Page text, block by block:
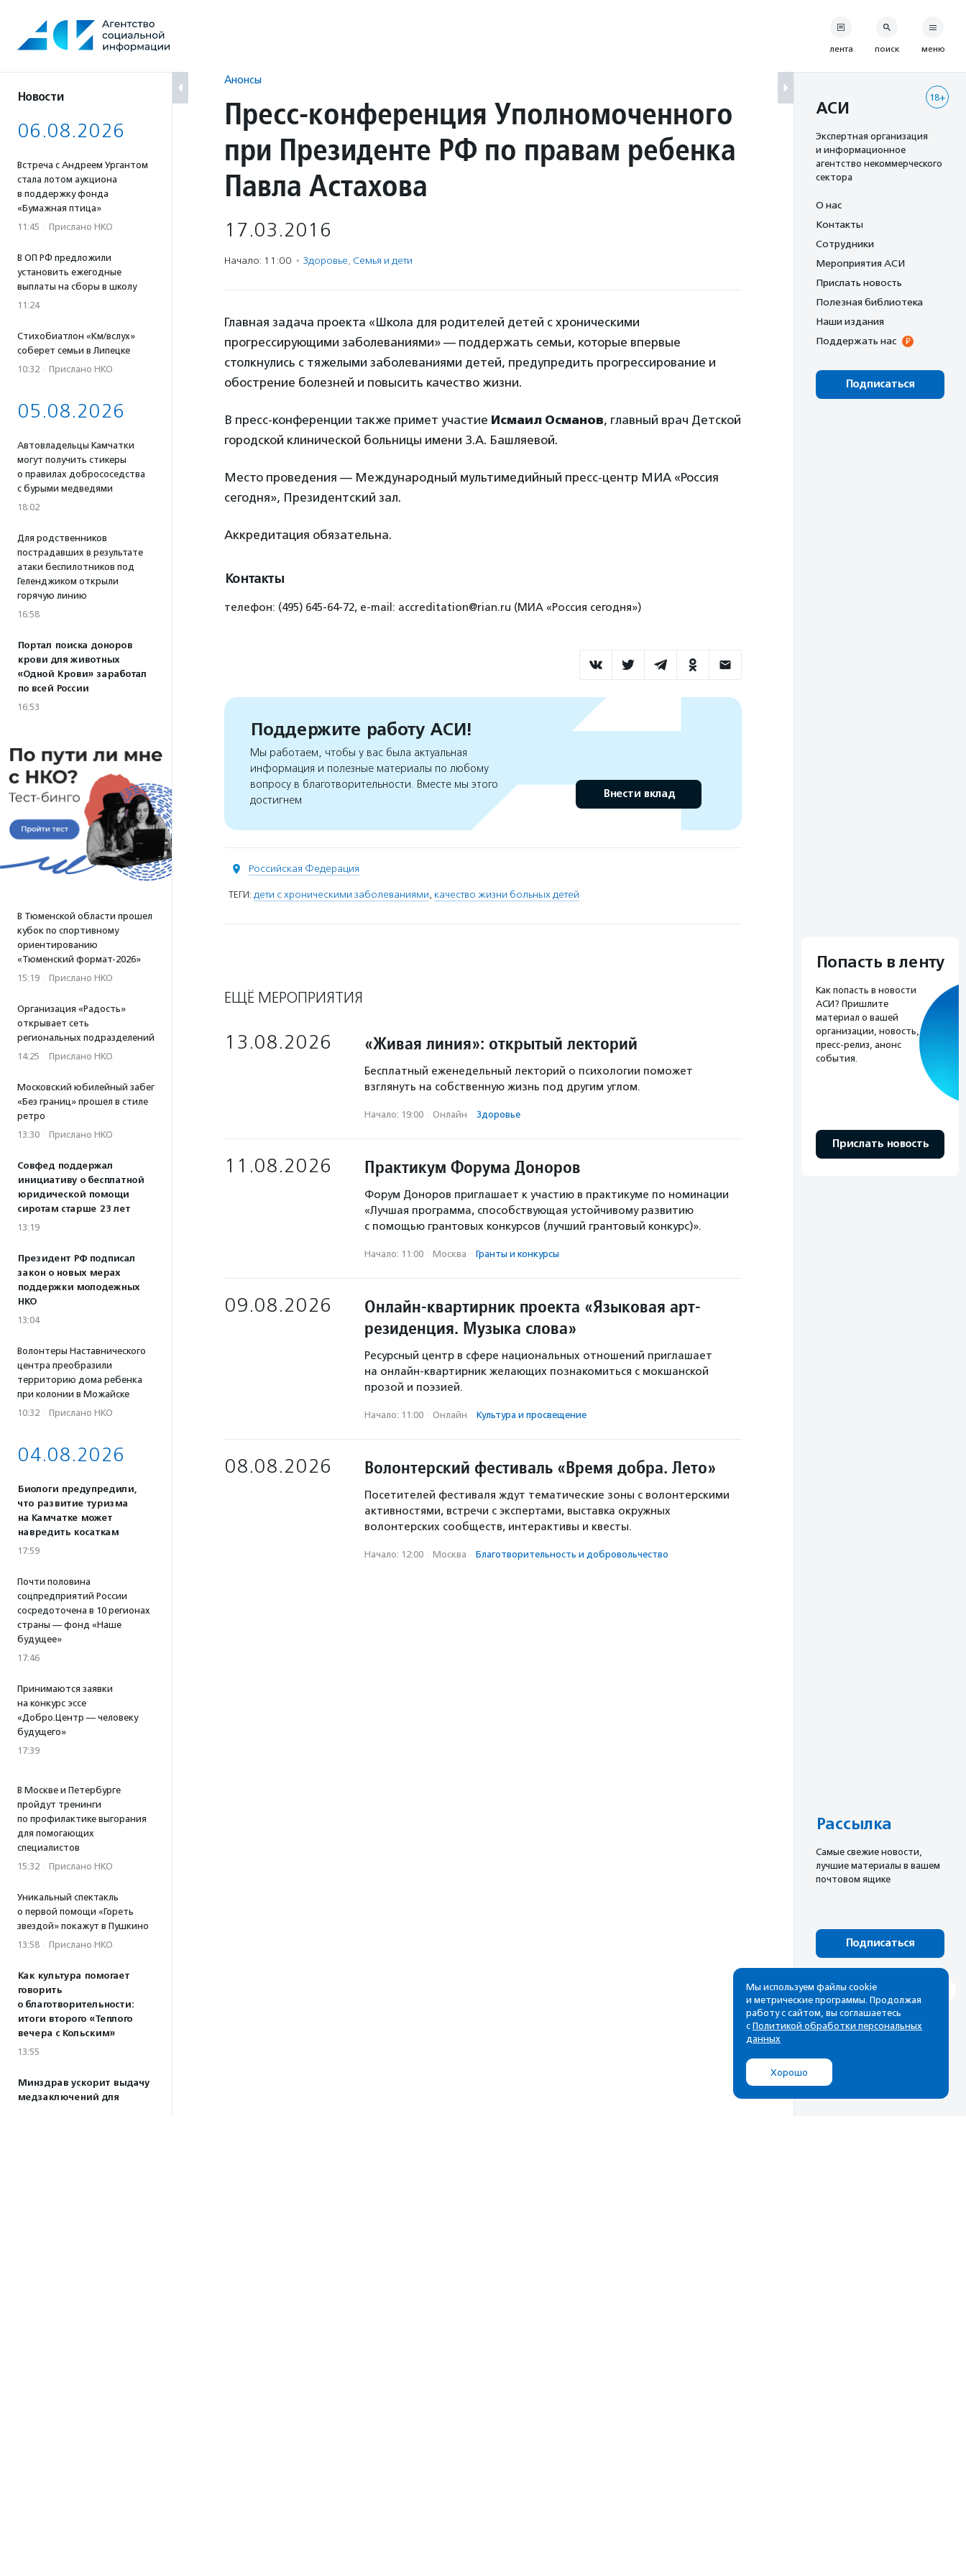
содержанию
Новости
06.08.2026
Встреча с Андреем Ургантом
стала лотом аукциона
в поддержку фонда
«Бумажная птица»
11:45 · Прислано НКО
В ОП РФ предложили
установить ежегодные
выплаты на сборы в школу
11:24
Стихобиатлон «Км/вслух»
соберет семьи в Липецке
10:32 · Прислано НКО
05.08.2026
Автовладельцы Камчатки
могут получить стикеры
о правилах добрососедства
с бурыми медведями
18:02
Для родственников
пострадавших в результате
атаки беспилотников под
Геленджиком открыли
горячую линию
16:58
Портал поиска доноров
крови для животных
«Одной Крови» заработал
по всей России
16:53
В Тюменской области прошел
кубок по спортивному
ориентированию
«Тюменский формат-2026»
15:19 · Прислано НКО
Организация «Радость»
открывает сеть
региональных подразделений
14:25 · Прислано НКО
Московский юбилейный забег
«Без границ» прошел в стиле
ретро
13:30 · Прислано НКО
Совфед поддержал
инициативу о бесплатной
юридической помощи
сиротам старше 23 лет
13:19
Президент РФ подписал
закон о новых мерах
поддержки молодежных
НКО
13:04
Волонтеры Наставнического
центра преобразили
территорию дома ребенка
при колонии в Можайске
10:32 · Прислано НКО
04.08.2026
Биологи предупредили,
что развитие туризма
на Камчатке может
навредить косаткам
17:59
Почти половина
соцпредприятий России
сосредоточена в 10 регионах
страны — фонд «Наше
будущее»
17:46
Принимаются заявки
на конкурс эссе
«Добро.Центр — человеку
будущего»
17:39
В Москве и Петербурге
пройдут тренинги
по профилактике выгорания
для помогающих
специалистов
15:32 · Прислано НКО
Уникальный спектакль
о первой помощи «Гореть
звездой» покажут в Пушкино
13:58 · Прислано НКО
Как культура помогает
говорить
о благотворительности:
итоги второго «Теплого
вечера с Кольским»
13:55
Минздрав ускорит выдачу
медзаключений для
Анонсы
Пресс-конференция Уполномоченного
при Президенте РФ по правам ребенка
Павла Астахова
17.03.2016
Начало: 11:00 · Здоровье, Семья и дети
Главная задача проекта «Школа для родителей детей с хроническими
прогрессирующими заболеваниями» — поддержать семьи, которые впервые
столкнулись с тяжелыми заболеваниями детей, предупредить прогрессирование и
обострение болезней и повысить качество жизни.
В пресс-конференции также примет участие Исмаил Османов, главный врач Детской
городской клинической больницы имени З.А. Башляевой.
Место проведения — Международный мультимедийный пресс-центр МИА «Россия
сегодня», Президентский зал.
Аккредитация обязательна.
Контакты
телефон: (495) 645-64-72, e-mail: accreditation@rian.ru (МИА «Россия сегодня»)
Поддержите работу АСИ!
Мы работаем, чтобы у вас была актуальная
информация и полезные материалы по любому
вопросу в благотворительности. Вместе мы этого
достигнем
Внести вклад
Российская Федерация
ТЕГИ: дети с хроническими заболеваниями, качество жизни больных детей
ЕЩЁ МЕРОПРИЯТИЯ
13.08.2026 «Живая линия»: открытый лекторий
Бесплатный еженедельный лекторий о психологии поможет
взглянуть на собственную жизнь под другим углом.
Начало: 19:00 · Онлайн · Здоровье
11.08.2026 Практикум Форума Доноров
Форум Доноров приглашает к участию в практикуме по номинации
«Лучшая программа, способствующая устойчивому развитию
с помощью грантовых конкурсов (лучший грантовый конкурс)».
Начало: 11:00 · Москва · Гранты и конкурсы
09.08.2026
Онлайн-квартирник проекта «Языковая арт-
резиденция. Музыка слова»
Ресурсный центр в сфере национальных отношений приглашает
на онлайн-квартирник желающих познакомиться с мокшанской
прозой и поэзией.
Начало: 11:00 · Онлайн · Культура и просвещение
08.08.2026 Волонтерский фестиваль «Время добра. Лето»
Посетителей фестиваля ждут тематические зоны с волонтерскими
активностями, встречи с экспертами, выставка окружных
волонтерских сообществ, интерактивы и квесты.
Начало: 12:00 · Москва · Благотвори­тель­ность и доброволь­чест­во
лента поиск меню
18+
АСИ
Экспертная организация
и информационное
агентство некоммерческого
сектора
О нас
Контакты
Сотрудники
Мероприятия АСИ
Прислать новость
Полезная библиотека
Наши издания
Поддержать нас
Подписаться
Попасть в ленту
Как попасть в новости
АСИ? Пришлите
материал о вашей
организации, новость,
пресс-релиз, анонс
события.
Прислать новость
Рассылка
Cамые свежие новости,
лучшие материалы в вашем
почтовом ящике
Подписаться
Мы используем файлы cookie
и метрические программы. Продолжая
работу с сайтом, вы соглашаетесь
с Политикой обработки персональных
данных
Хорошо